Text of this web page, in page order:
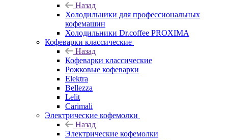
Назад
Холодильники для профессиональных
кофемашин
Холодильники Dr.coffee PROXIMA
Кофеварки классические
Назад
Кофеварки классические
Рожковые кофеварки
Elektra
Bellezza
Lelit
Carimali
Электрические кофемолки
Назад
Электрические кофемолки